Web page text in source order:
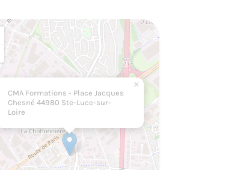
CMA Formations - Place Jacques
Chesné 44980 Ste-Luce-sur-
Loire
×